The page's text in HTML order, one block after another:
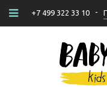
+7 499 322 33 10 -